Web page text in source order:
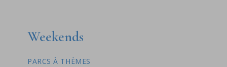
Weekends
PARCS À THÈMES